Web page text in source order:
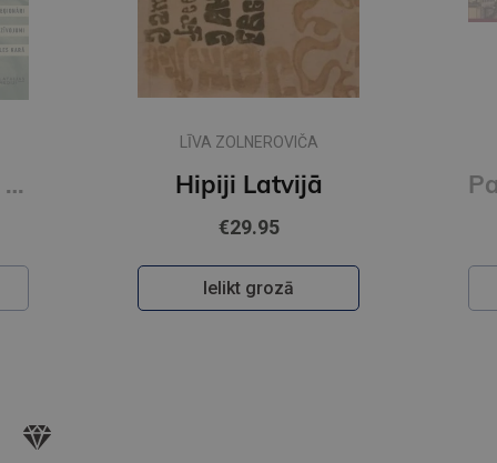
Pāris centimetru dzīves
LĪVA ZOLNEROVIČA
Hipiji Latvijā
€29.95
Ielikt grozā